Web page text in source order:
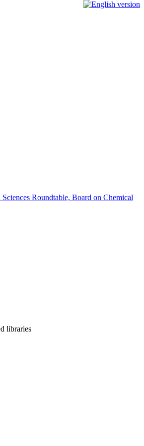
Roundtable, Board on Chemical
libraries